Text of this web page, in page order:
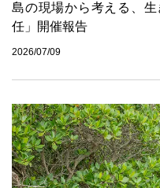
島の現場から考える、
任」開催報告
2026/07/09